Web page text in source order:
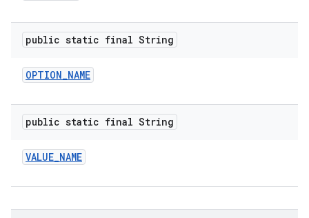
public static final String
OPTION_NAME
public static final String
VALUE_NAME